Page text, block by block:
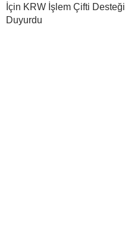
İçin KRW İşlem Çifti Desteği
Duyurdu